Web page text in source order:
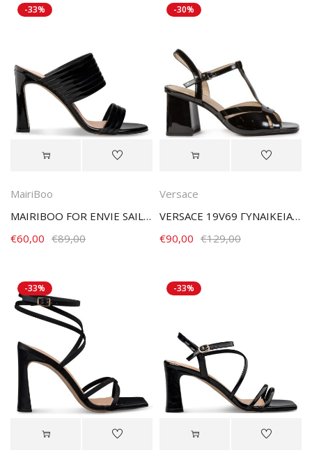
-33%
MairiBoo
MAIRIBOO FOR ENVIE SAILOR MULE 2.0 M03-23983-34 BLACK
€89,00
€60,00
-30%
Versace
VERSACE 19V69 ΓΥΝΑΙΚΕΙΑ ΠΕΔΙΛΑ 4Η1052-854 ΜΑΥΡΑ
€129,00
€90,00
-33% -33%